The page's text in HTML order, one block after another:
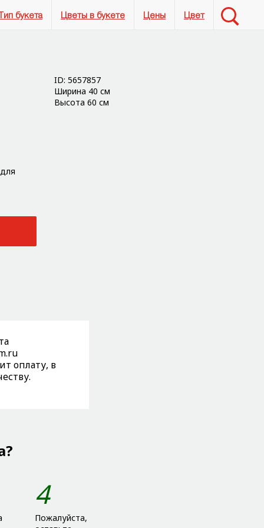
букета Цветы в букете Цены Цвет
ID: 5657857
Ширина 40 см
Высота 60 см
оплату, в
4
Пожалуйста,